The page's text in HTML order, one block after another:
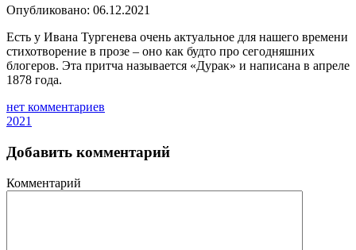
Опубликовано: 06.12.2021
Есть у Ивана Тургенева очень актуальное для нашего времени
стихотворение в прозе – оно как будто про сегодняшних
блогеров. Эта притча называется «Дурак» и написана в апреле
1878 года.
нет комментариев
2021
Добавить комментарий
Комментарий